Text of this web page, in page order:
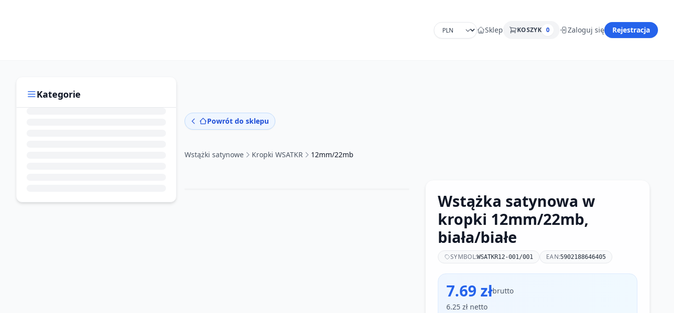
Sklep KOSZYK 0 Zaloguj się Rejestracja
Kategorie
Powrót do sklepu
Wstążki satynowe Kropki WSATKR 12mm/22mb
Wstążka satynowa w
kropki 12mm/22mb,
biała/białe
SYMBOL:WSATKR12-001/001 EAN:5902188646405
7.69 złbrutto
6.25 zł netto